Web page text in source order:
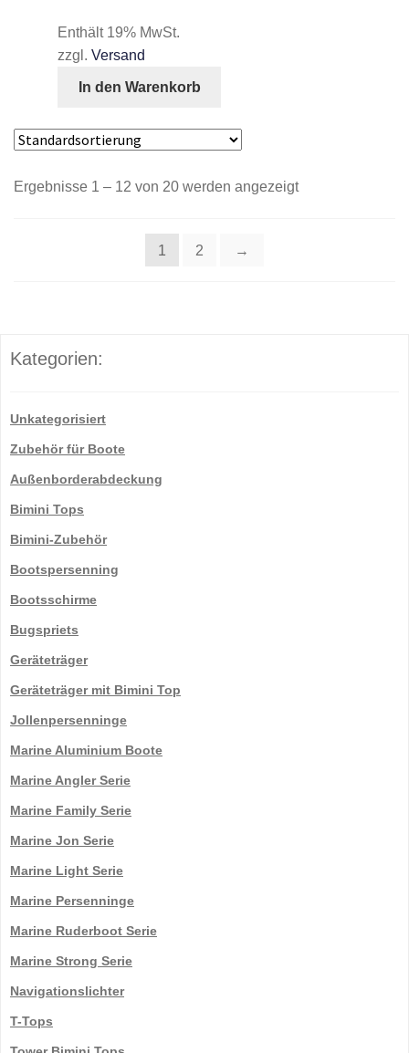
Enthält 19% MwSt.
zzgl. Versand
In den Warenkorb
Ergebnisse 1 – 12 von 20 werden angezeigt
1 2 →
Kategorien:
Unkategorisiert
Zubehör für Boote
Außenborderabdeckung
Bimini Tops
Bimini-Zubehör
Bootspersenning
Bootsschirme
Bugspriets
Geräteträger
Geräteträger mit Bimini Top
Jollenpersenninge
Marine Aluminium Boote
Marine Angler Serie
Marine Family Serie
Marine Jon Serie
Marine Light Serie
Marine Persenninge
Marine Ruderboot Serie
Marine Strong Serie
Navigationslichter
T-Tops